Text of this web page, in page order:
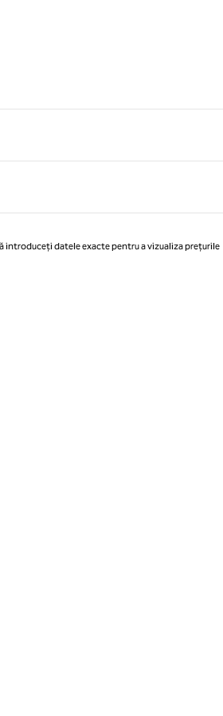
introduceți datele exacte pentru a vizualiza prețurile